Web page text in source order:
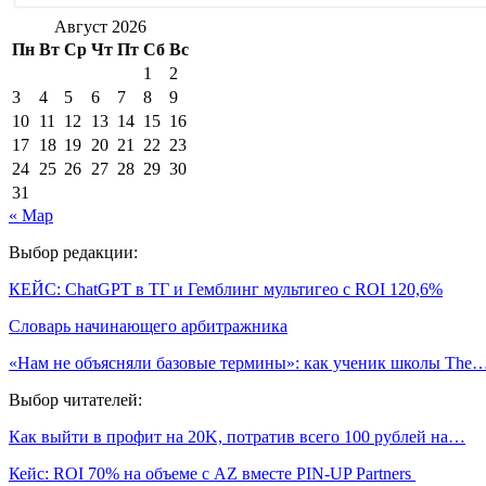
Август 2026
Пн Вт Ср Чт Пт Сб Вс
1
2
3
4 5 6 7 8
9
10 11 12 13 14 15 16
17 18 19 20 21 22 23
24 25 26 27 28 29 30
31
« Мар
Выбор редакции:
КЕЙС: ChatGPT в ТГ и Гемблинг мультигео с ROI 120,6%
Словарь начинающего арбитражника
«Нам не объясняли базовые термины»: как ученик школы
Выбор читателей:
Как выйти в профит на 20K, потратив всего 100 рублей на…
Кейс: ROI 70% на объеме с AZ вместе PIN-UP Partners